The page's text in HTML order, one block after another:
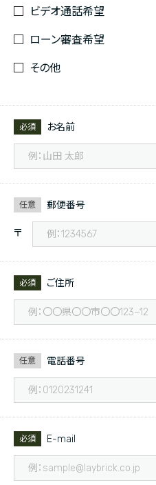
ビデオ通話希望
ローン審査希望
その他
必須 お名前
任意 郵便番号
〒
必須 ご住所
任意 電話番号
必須 E-mail